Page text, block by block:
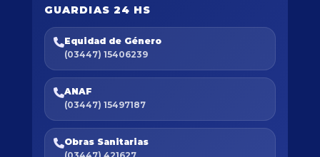
GUARDIAS 24 HS
Equidad de Género
(03447) 15406239
ANAF
(03447) 15497187
Obras Sanitarias